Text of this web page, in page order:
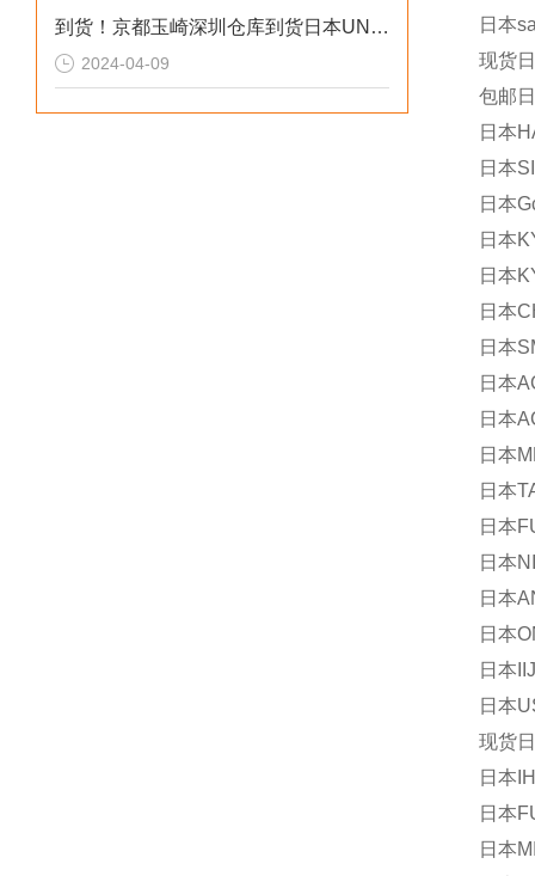
到货！京都玉崎深圳仓库到货日本UNITTA音波式皮带张力计U-550替换U-508
2024-04-09
日本
现货
包邮
日本
日本
日本
日本
日本
日本
日本
日本
日本
日本
日本
日本
日本
日本
日本
日本
日本
现货
日本
日本
日本